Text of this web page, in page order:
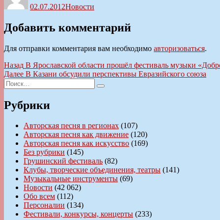
02.07.2012Новости
Добавить комментарий
Для отправки комментария вам необходимо авторизоваться.
Навигация
по
записям
Назад Предыдущая
запись:
В Ярославской области прошёл фестиваль музыки
Далее Следующая
В Казани обсудили перспективы Евразийского союза
Искать:
Поиск
Рубрики
Авторская песня в регионах (107)
Авторская песня как движение (120)
Авторская песня как искусство (169)
Без рубрики (145)
Грушинский фестиваль (82)
Клубы, творческие объединения, театры (141)
Музыкальные инструменты (69)
Новости (42 062)
Обо всем (112)
Персоналии (134)
Фестивали, конкурсы, концерты (233)